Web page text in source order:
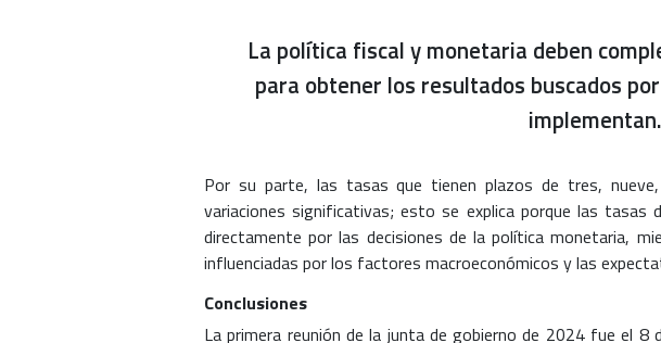
La política fiscal y monetaria deben
para obtener los resultados buscados
implementan.
Por su parte, las tasas que tienen plazos de tres,
variaciones significativas; esto se explica porque las
directamente por las decisiones de la política monetaria,
influenciadas por los factores macroeconómicos y las
Conclusiones
La primera reunión de la junta de gobierno de 2024 fue el 8